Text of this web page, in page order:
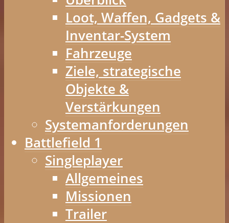
Loot, Waffen, Gadgets &
Inventar-System
Fahrzeuge
Ziele, strategische
Objekte &
Verstärkungen
Systemanforderungen
Battlefield 1
Singleplayer
Allgemeines
Missionen
Trailer